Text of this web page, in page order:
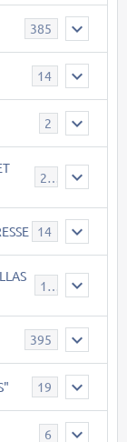
385
14
2
21
14
119
395
19
6